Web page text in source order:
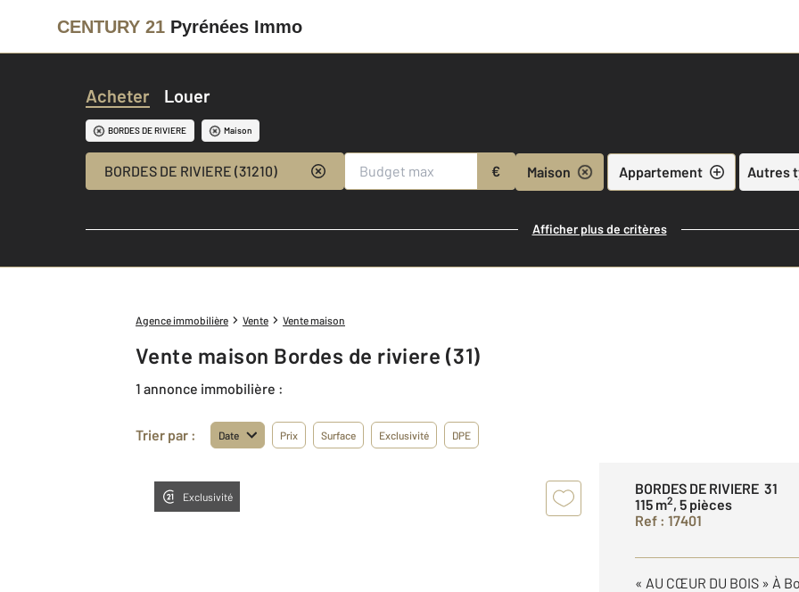
CENTURY 21 Pyrénées Immo
Acheter Louer
BORDES DE RIVIERE Maison
BORDES DE RIVIERE (31210) € Maison Appartement Autres
Afficher plus de critères
Agence immobilière Vente Vente maison
Vente maison Bordes de riviere (31)
1 annonce immobilière :
Trier par : Date Prix Surface Exclusivité DPE
Exclusivité
BORDES DE RIVIERE 31
115 m2, 5 pièces
Ref : 17401
« AU CŒUR DU BOIS » À